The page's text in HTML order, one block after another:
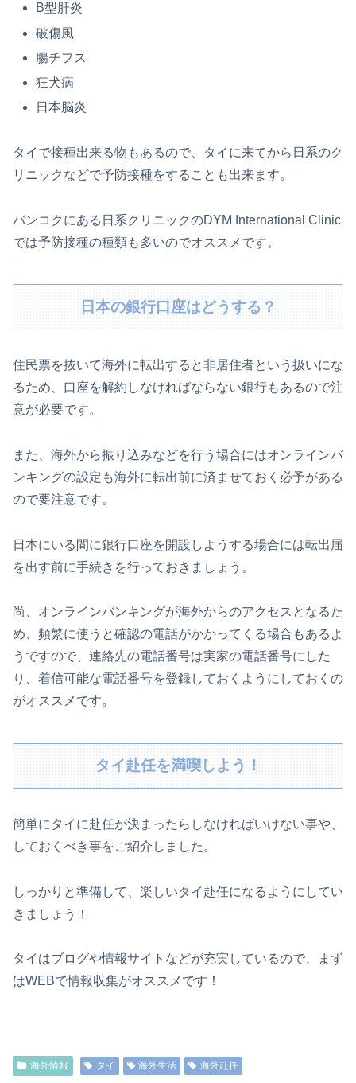
B型肝炎
破傷風
腸チフス
狂犬病
日本脳炎
タイで接種出来る物もあるので、タイに来てから日系のク
リニックなどで予防接種をすることも出来ます。
バンコクにある日系クリニックのDYM International Clinic
では予防接種の種類も多いのでオススメです。
日本の銀行口座はどうする？
住民票を抜いて海外に転出すると非居住者という扱いにな
るため、口座を解約しなければならない銀行もあるので注
意が必要です。
また、海外から振り込みなどを行う場合にはオンラインバ
ンキングの設定も海外に転出前に済ませておく必予がある
ので要注意です。
日本にいる間に銀行口座を開設しようする場合には転出届
を出す前に手続きを行っておきましょう。
尚、オンラインバンキングが海外からのアクセスとなるた
め、頻繁に使うと確認の電話がかかってくる場合もあるよ
うですので、連絡先の電話番号は実家の電話番号にした
り、着信可能な電話番号を登録しておくようにしておくの
がオススメです。
タイ赴任を満喫しよう！
簡単にタイに赴任が決まったらしなければいけない事や、
しておくべき事をご紹介しました。
しっかりと準備して、楽しいタイ赴任になるようにしてい
きましょう！
タイはブログや情報サイトなどが充実しているので、まず
はWEBで情報収集がオススメです！
海外情報 タイ 海外生活 海外赴任